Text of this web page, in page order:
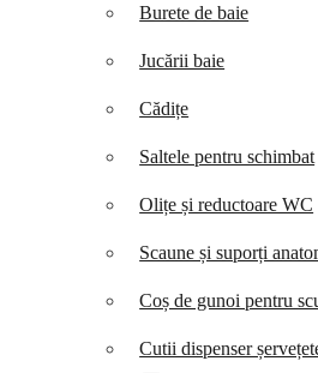
Burete de baie
Jucării baie
Cădițe
Saltele pentru schimbat
Olițe și reductoare WC
Scaune și suporți
Coș de gunoi pentru
Cutii dispenser